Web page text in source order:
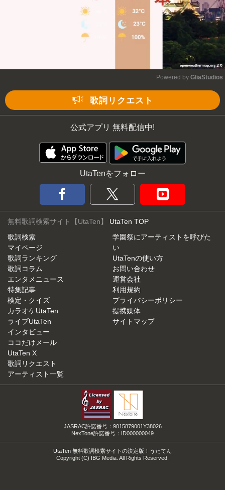
Powered by GliaStudios
歌詞リクエスト
公式アプリ 無料配信中!
UtaTenをフォロー
無料歌詞検索サイト【UtaTen】 UtaTen TOP
歌詞検索
マイページ
歌詞ランキング
歌詞コラム
エンタメニュース
特集記事
検定・クイズ
カラオケUtaTen
ライブUtaTen
インタビュー
ココだけメール
UtaTen X
歌詞リクエスト
アーティスト一覧
学園祭にアーティストを呼びた
い
UtaTenの使い方
お問い合わせ
運営会社
利用規約
プライバシーポリシー
提携媒体
サイトマップ
JASRAC許諾番号：9015879001Y38026
NexTone許諾番号：ID000000049
UtaTen 無料歌詞検索サイトの決定版！うたてん
Copyright (C) IBG Media. All Rights Reserved.